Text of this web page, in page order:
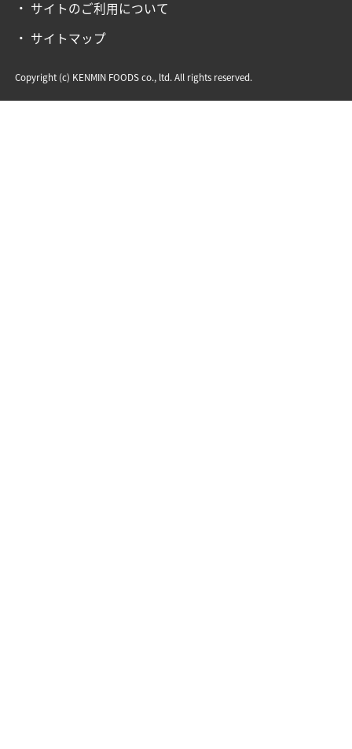
サイトのご利用について
サイトマップ
Copyright (c) KENMIN FOODS co., ltd. All rights reserved.